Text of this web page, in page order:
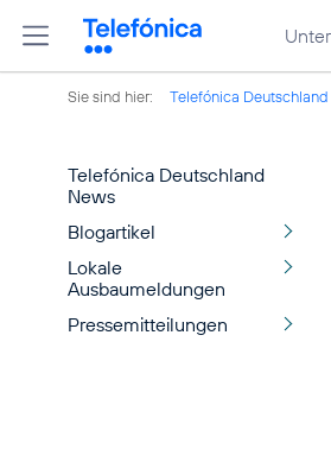
Sie sind hier: Telefónica Deutschland
Telefónica Deutschland
News
Blogartikel
Lokale
Ausbaumeldungen
Pressemitteilungen